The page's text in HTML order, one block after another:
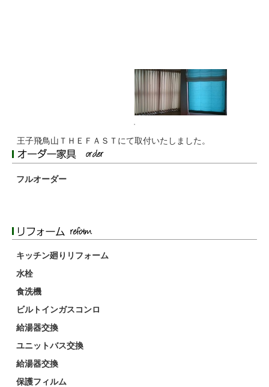
王子飛鳥山ＴＨＥＦＡＳＴにて取付いたしました。
フルオーダー
キッチン廻りリフォーム
水栓
食洗機
ビルトインガスコンロ
給湯器交換
ユニットバス交換
給湯器交換
保護フィルム